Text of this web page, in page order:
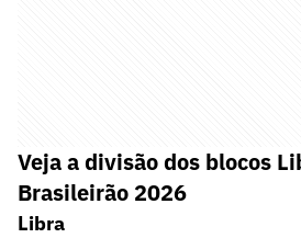
Veja a divisão dos blocos
Brasileirão 2026
Libra